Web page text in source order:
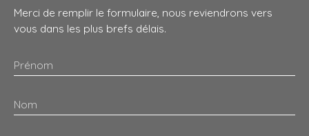
Merci de remplir le formulaire, nous reviendrons vers
vous dans les plus brefs délais.
Prénom
Nom